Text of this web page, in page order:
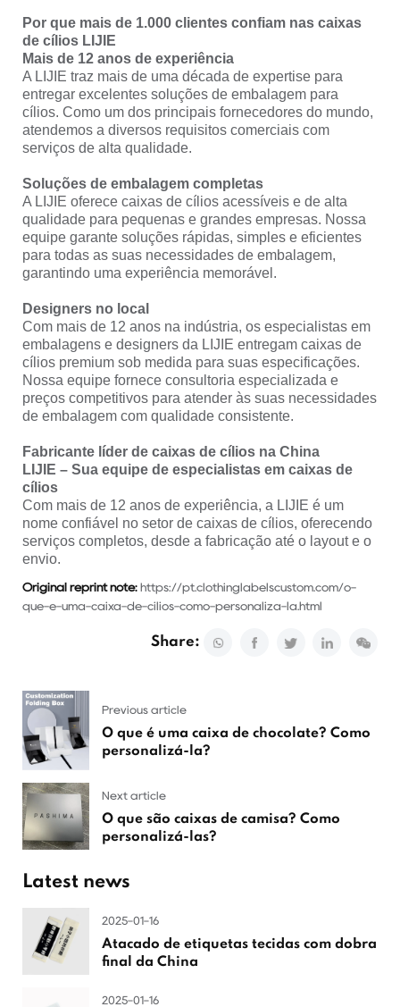
Por que mais de 1.000 clientes confiam nas caixas
de cílios LIJIE
Mais de 12 anos de experiência
A LIJIE traz mais de uma década de expertise para
entregar excelentes soluções de embalagem para
cílios. Como um dos principais fornecedores do mundo,
atendemos a diversos requisitos comerciais com
serviços de alta qualidade.
Soluções de embalagem completas
A LIJIE oferece caixas de cílios acessíveis e de alta
qualidade para pequenas e grandes empresas. Nossa
equipe garante soluções rápidas, simples e eficientes
para todas as suas necessidades de embalagem,
garantindo uma experiência memorável.
Designers no local
Com mais de 12 anos na indústria, os especialistas em
embalagens e designers da LIJIE entregam caixas de
cílios premium sob medida para suas especificações.
Nossa equipe fornece consultoria especializada e
preços competitivos para atender às suas necessidades
de embalagem com qualidade consistente.
Fabricante líder de caixas de cílios na China
LIJIE – Sua equipe de especialistas em caixas de
cílios
Com mais de 12 anos de experiência, a LIJIE é um
nome confiável no setor de caixas de cílios, oferecendo
serviços completos, desde a fabricação até o layout e o
envio.
Original reprint note: https://pt.clothinglabelscustom.com/o-
que-e-uma-caixa-de-cilios-como-personaliza-la.html
Share:
Previous article
O que é uma caixa de chocolate? Como
personalizá-la?
Next article
O que são caixas de camisa? Como
personalizá-las?
Latest news
2025-01-16
Atacado de etiquetas tecidas com dobra
final da China
2025-01-16